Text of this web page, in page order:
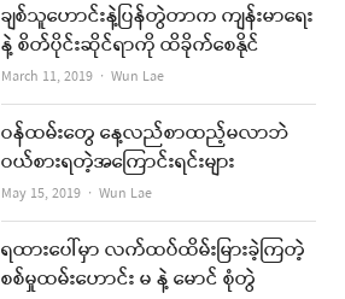
ချစ်သူဟောင်းနဲ့ပြန်တွဲတာက ကျန်းမာရေး
နဲ့ စိတ်ပိုင်းဆိုင်ရာကို ထိခိုက်စေနိုင်
March 11, 2019 Author
Wun Lae
ဝန်ထမ်းတွေ နေ့လည်စာထည့်မလာဘဲ
ဝယ်စားရတဲ့အကြောင်းရင်းများ
May 15, 2019 Author
Wun Lae
ရထားပေါ်မှာ လက်ထပ်ထိမ်းမြားခဲ့ကြတဲ့
စစ်မှုထမ်းဟောင်း မ နဲ့ မောင် စုံတွဲ